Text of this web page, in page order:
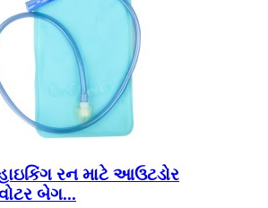
રન માટે આઉટડોર
બેગ...